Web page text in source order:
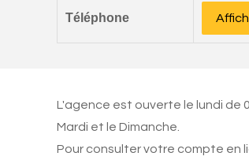
Téléphone
L'agence est ouverte le lundi de
Mardi et le Dimanche.
Pour consulter votre compte en